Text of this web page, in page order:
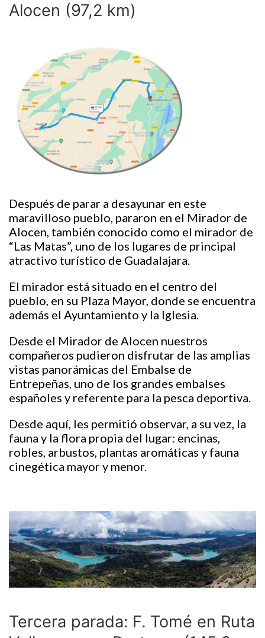
Alocen (97,2 km)
Después de parar a desayunar en este
maravilloso pueblo, pararon en el Mirador de
Alocen, también conocido como el mirador de
“Las Matas”, uno de los lugares de principal
atractivo turístico de Guadalajara.
El mirador está situado en el centro del
pueblo, en su Plaza Mayor, donde se encuentra
además el Ayuntamiento y la Iglesia.
Desde el Mirador de Alocen nuestros
compañeros pudieron disfrutar de las amplias
vistas panorámicas del Embalse de
Entrepeñas, uno de los grandes embalses
españoles y referente para la pesca deportiva.
Desde aquí, les permitió observar, a su vez, la
fauna y la flora propia del lugar: encinas,
robles, arbustos, plantas aromáticas y fauna
cinegética mayor y menor.
Tercera parada: F. Tomé en Ruta